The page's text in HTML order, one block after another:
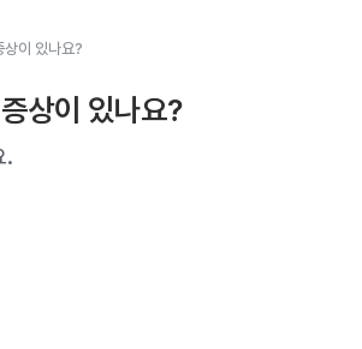
이 있나요?
상이 있나요?
.